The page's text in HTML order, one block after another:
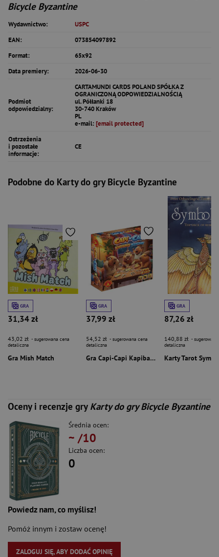
Bicycle Byzantine
Wydawnictwo:
USPC
EAN:
073854097892
Format:
65x92
Data premiery:
2026-06-30
Podmiot
odpowiedzialny:
CARTAMUNDI CARDS POLAND SPÓŁKA Z
OGRANICZONĄ ODPOWIEDZIALNOŚCIĄ
ul. Półłanki 18
30-740 Kraków
PL
e-mail: [email protected]
Ostrzeżenia
i pozostałe
informacje:
CE
Podobne do Karty do gry Bicycle Byzantine
GRA
31,34 zł
43,02 zł - sugerowana cena
detaliczna
Gra Mish Match
GRA
37,99 zł
54,52 zł - sugerowana cena
detaliczna
Gra Capi-Capi Kapibary karciary
GRA
87,26 zł
140,88 zł -
detaliczna
Oceny i recenzje gry Karty do gry Bicycle Byzantine
Średnia ocen:
~ /10
Liczba ocen:
0
Powiedz nam, co myślisz!
Pomóż innym i zostaw ocenę!
ZALOGUJ SIĘ, ABY DODAĆ OPINIĘ